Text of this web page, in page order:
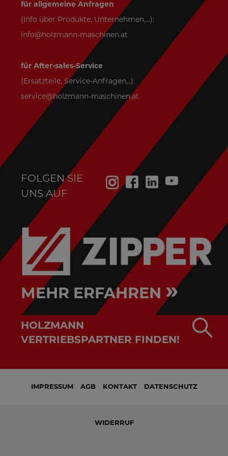
für allgemeine Anfragen
(Info über Produkte, Unternehmen,...):
info@holzmann-maschinen.at
für After-sales-Service
(Ersatzteile, Service-Anfragen,..):
service@holzmann-maschinen.at
FOLGEN SIE
UNS AUF
MEHR ERFAHREN »
HOLZMANN
VERTRIEBSPARTNER FINDEN!
IMPRESSUM AGB KONTAKT DATENSCHUTZ
WIDERRUF